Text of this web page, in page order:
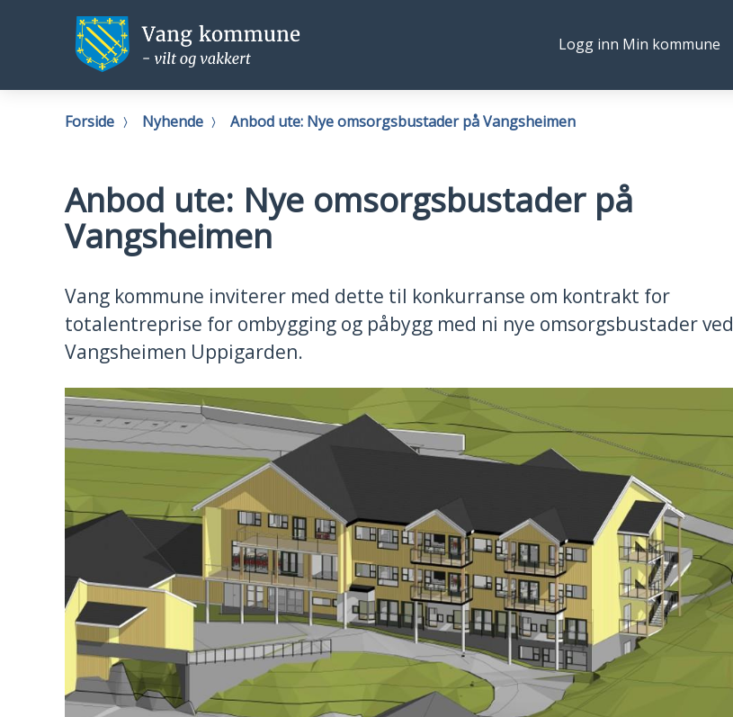
Vang
kommune
Vang
Følg
Logg inn Min kommune
Du
Forside Nyhende Anbod ute: Nye omsorgsbustader på Vangsheimen
Anbod ute: Nye omsorgsbustader på
Vangsheimen
Vang kommune inviterer med dette til konkurranse om kontrakt for
totalentreprise for ombygging og påbygg med ni nye omsorgsbustader ved
Vangsheimen Uppigarden.